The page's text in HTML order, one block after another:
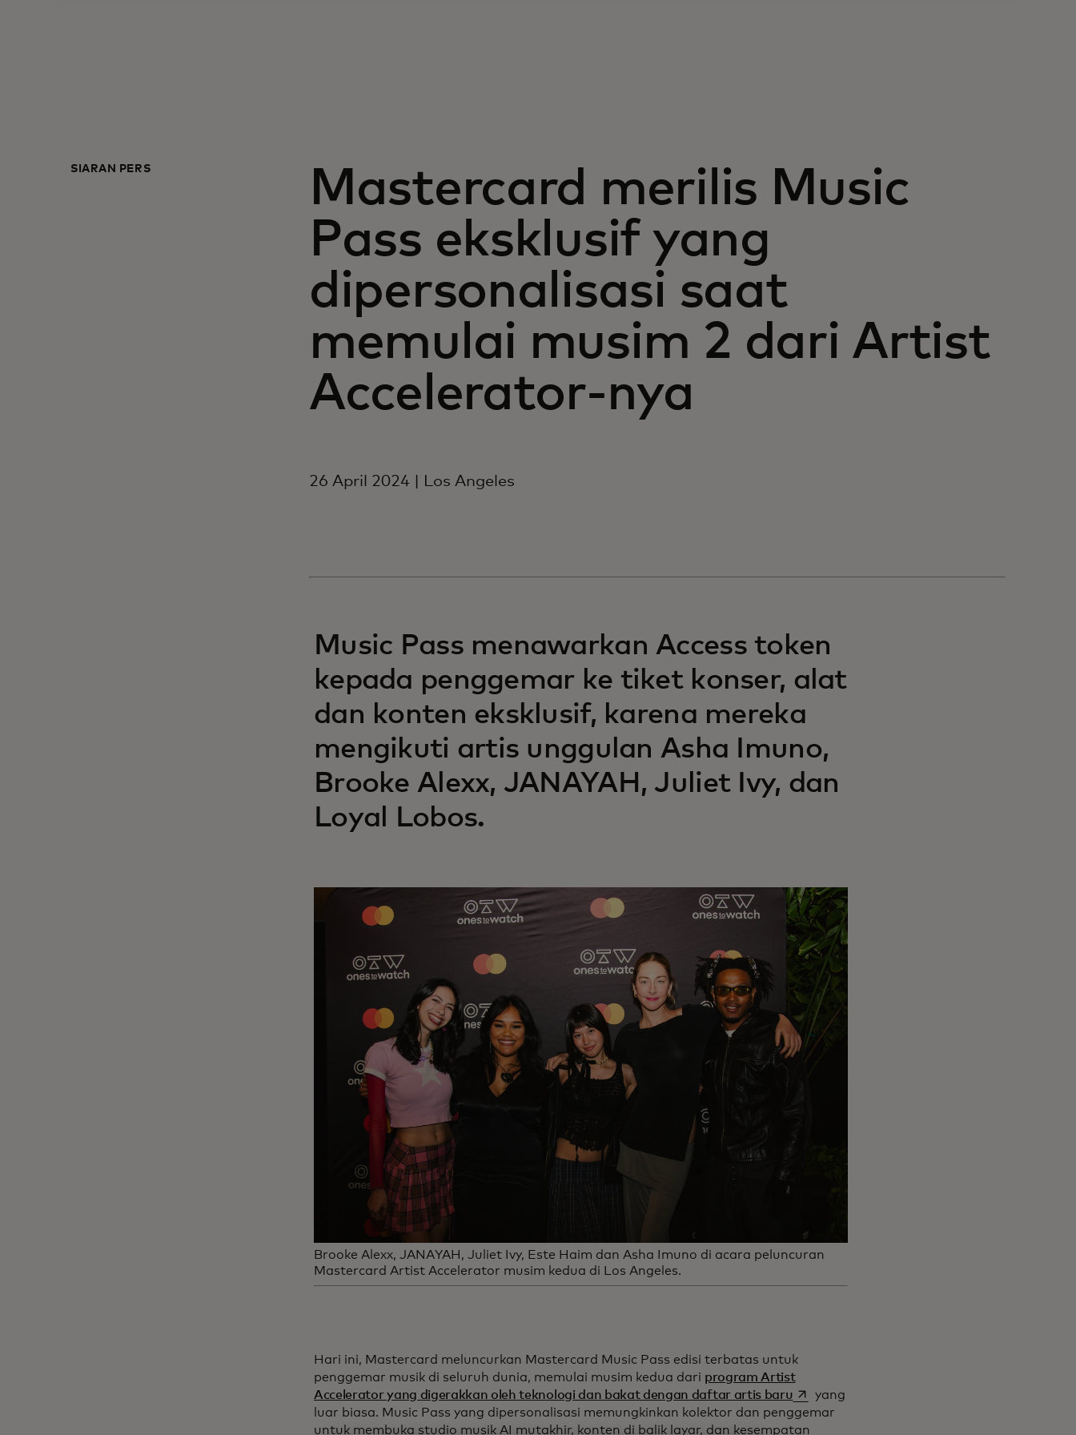
SIARAN PERS
Mastercard merilis Music
Pass eksklusif yang
dipersonalisasi saat
memulai musim 2 dari Artist
Accelerator-nya
26 April 2024 | Los Angeles
Music Pass menawarkan Access token
kepada penggemar ke tiket konser, alat
dan konten eksklusif, karena mereka
mengikuti artis unggulan Asha Imuno,
Brooke Alexx, JANAYAH, Juliet Ivy, dan
Loyal Lobos.
Brooke Alexx, JANAYAH, Juliet Ivy, Este Haim dan Asha Imuno di acara peluncuran
Mastercard Artist Accelerator musim kedua di Los Angeles.
Hari ini, Mastercard meluncurkan Mastercard Music Pass edisi terbatas untuk
penggemar musik di seluruh dunia, memulai musim kedua dari program Artist
Accelerator yang digerakkan oleh teknologi dan bakat dengan daftar artis baruopens in a new tab
yang
luar biasa. Music Pass yang dipersonalisasi memungkinkan kolektor dan penggemar
untuk membuka studio musik AI mutakhir, konten di balik layar, dan kesempatan